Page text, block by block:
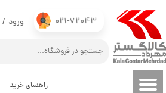
021-72043 ورود /
حساب کاربری من
تغییر گذر واژه
سفارشات
راهنمای خرید